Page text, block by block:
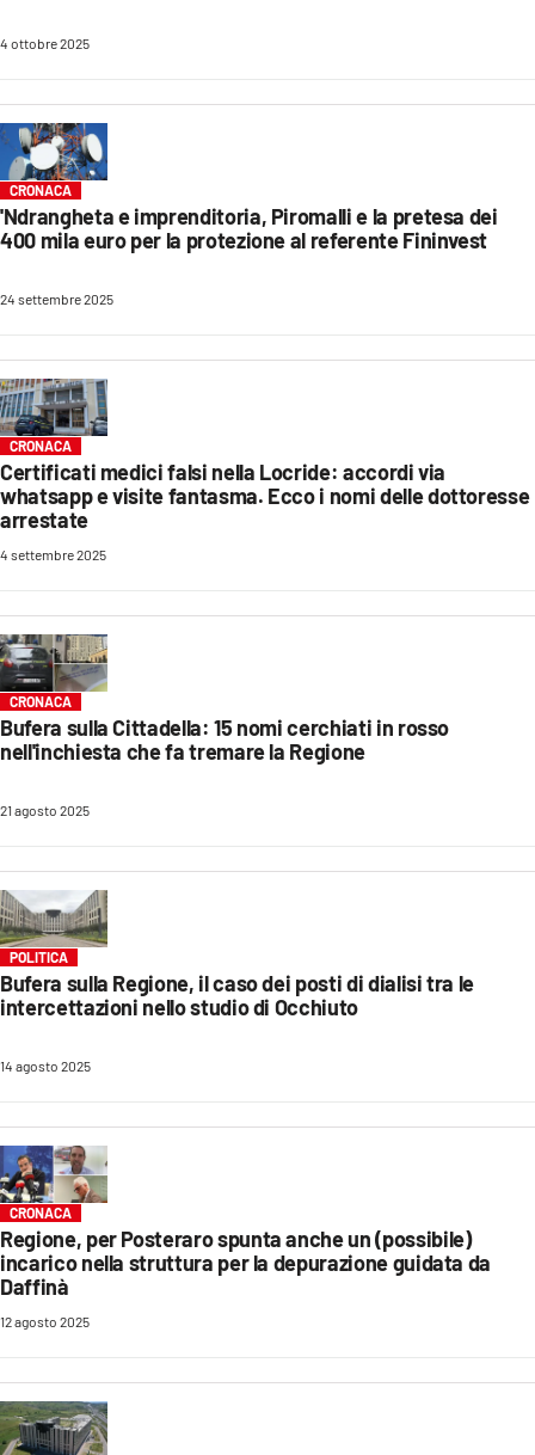
LaC
Network
LACPLAY.IT
LACTV.IT
LACITYMAG.IT
ILREGGINO.IT
COSENZACHANNEL.IT
ILVIBONESE.IT
LACAPITALENEWS.IT
App
APPLE
4 ottobre 2025
CRONACA
'Ndrangheta e imprenditoria, Piromalli e la pretesa dei
400 mila euro per la protezione al referente Fininvest
24 settembre 2025
CRONACA
Certificati medici falsi nella Locride: accordi via
whatsapp e visite fantasma. Ecco i nomi delle dottoresse
arrestate
4 settembre 2025
CRONACA
Bufera sulla Cittadella: 15 nomi cerchiati in rosso
nell'inchiesta che fa tremare la Regione
21 agosto 2025
POLITICA
Bufera sulla Regione, il caso dei posti di dialisi tra le
intercettazioni nello studio di Occhiuto
14 agosto 2025
CRONACA
Regione, per Posteraro spunta anche un (possibile)
incarico nella struttura per la depurazione guidata da
Daffinà
12 agosto 2025